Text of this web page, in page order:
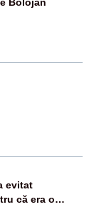
evitat
că era o